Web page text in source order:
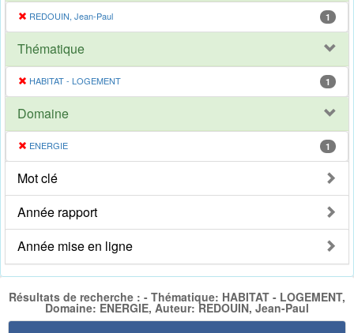
REDOUIN, Jean-Paul 1
Thématique
HABITAT - LOGEMENT 1
Domaine
ENERGIE 1
Mot clé
Année rapport
Année mise en ligne
Résultats de recherche : - Thématique: HABITAT - LOGEMENT,
Domaine: ENERGIE, Auteur: REDOUIN, Jean-Paul